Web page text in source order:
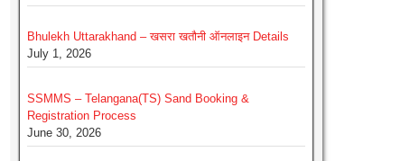
Bhulekh Uttarakhand – खसरा खतौनी ऑनलाइन Details
July 1, 2026
SSMMS – Telangana(TS) Sand Booking &
Registration Process
June 30, 2026